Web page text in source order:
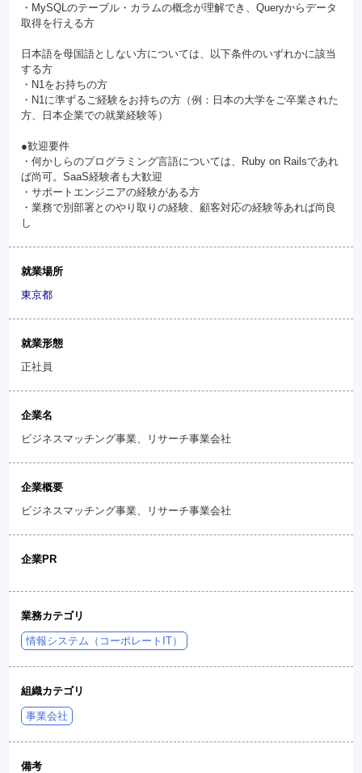
・MySQLのテーブル・カラムの概念が理解でき、Queryからデータ
取得を行える方
日本語を母国語としない方については、以下条件のいずれかに該当
する方
・N1をお持ちの方
・N1に準ずるご経験をお持ちの方（例：日本の大学をご卒業された
方、日本企業での就業経験等）
●歓迎要件
・何かしらのプログラミング言語については、Ruby on Railsであれ
ば尚可。SaaS経験者も大歓迎
・サポートエンジニアの経験がある方
・業務で別部署とのやり取りの経験、顧客対応の経験等あれば尚良
し
就業場所
東京都
就業形態
正社員
企業名
ビジネスマッチング事業、リサーチ事業会社
企業概要
ビジネスマッチング事業、リサーチ事業会社
企業PR
業務カテゴリ
情報システム（コーポレートIT）
組織カテゴリ
事業会社
備考